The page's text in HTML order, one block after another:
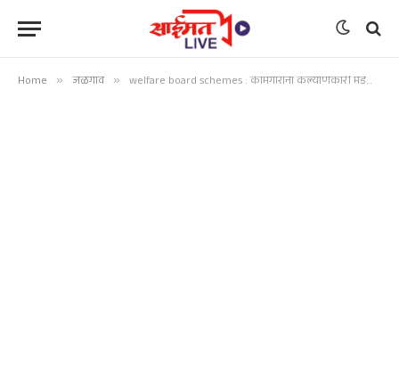
Home » जळगाव » welfare board schemes : कामगारांना कल्याणकारी मंडळाच्या योजनांचा लाभ मिळावा